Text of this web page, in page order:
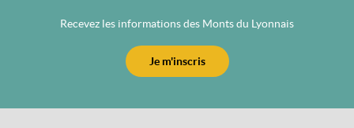
Recevez les informations des Monts du Lyonnais
Je m'inscris